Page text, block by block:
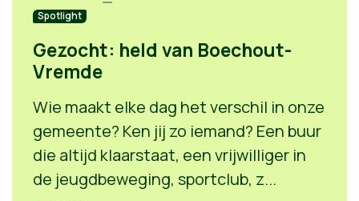
Spotlight
Gezocht: held van Boechout-
Vremde
Wie maakt elke dag het verschil in onze
gemeente? Ken jij zo iemand? Een buur
die altijd klaarstaat, een vrijwilliger in
de jeugdbeweging, sportclub, z...